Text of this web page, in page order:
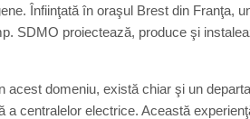
Înfiinţată în oraşul Brest din Franţa,
SDMO proiectează, produce şi
acest domeniu, există chiar şi un
a centralelor electrice. Această